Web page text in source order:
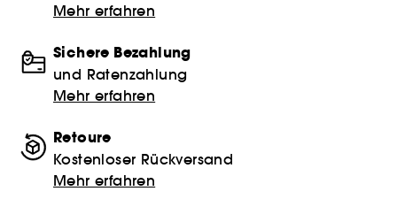
Mehr erfahren
Sichere Bezahlung
und Ratenzahlung
Mehr erfahren
Retoure
Kostenloser Rückversand
Mehr erfahren